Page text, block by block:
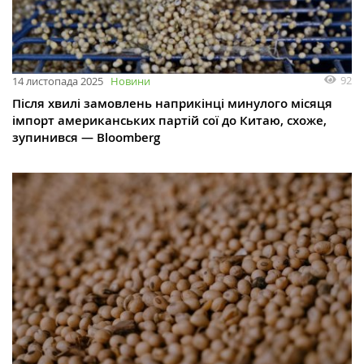
14 листопада 2025 Новини 92
Після хвилі замовлень наприкінці минулого місяця
імпорт американських партій сої до Китаю, схоже,
зупинився — Bloomberg